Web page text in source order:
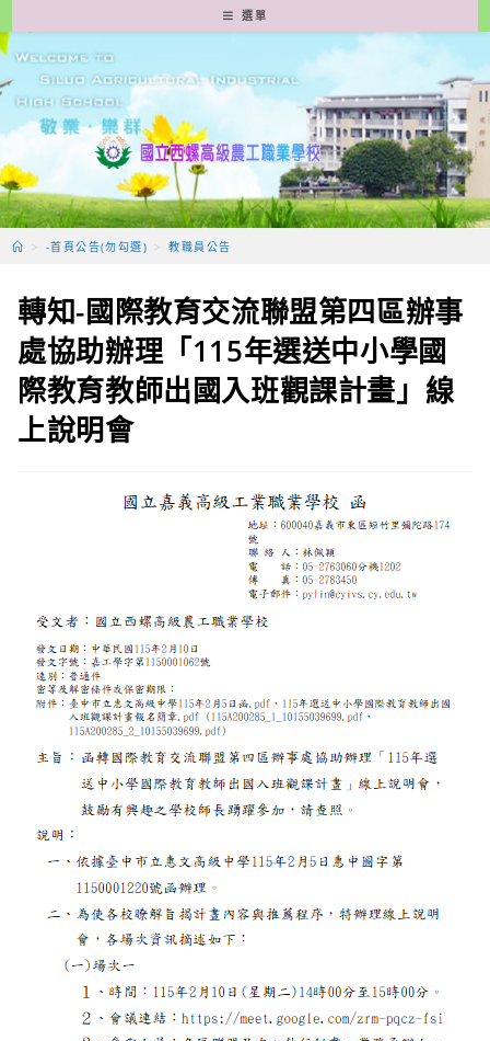
轉
至
要
容
選單
> -首頁公告(勿勾選) > 教職員公告
轉知-國際教育交流聯盟第四區辦事
處協助辦理「115年選送中小學國
際教育教師出國入班觀課計畫」線
上說明會